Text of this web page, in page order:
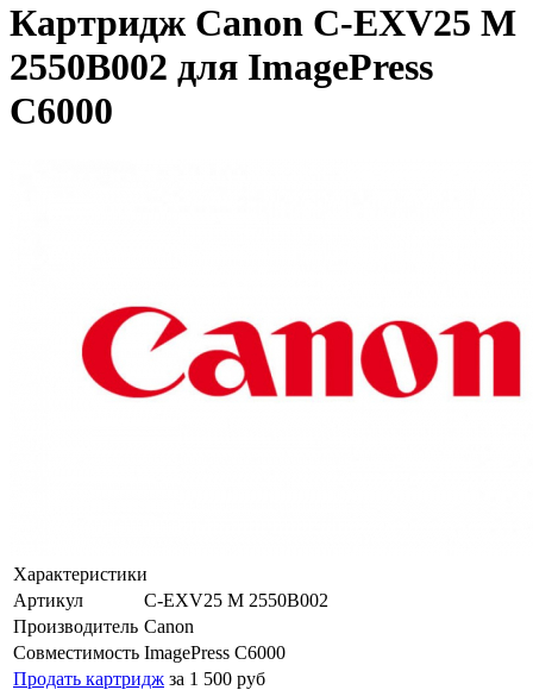
Картридж Canon C-EXV25 M
2550B002 для ImagePress
C6000
Характеристики
Артикул
C-EXV25 M 2550B002
Производитель Canon
Совместимость ImagePress C6000
Продать картридж за 1 500 руб